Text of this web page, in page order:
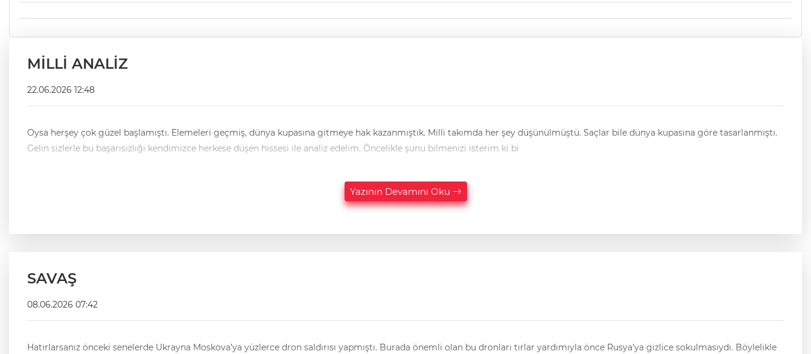
MİLLİ ANALİZ
22.06.2026 12:48
Oysa herşey çok güzel başlamıştı. Elemeleri geçmiş, dünya kupasına gitmeye hak kazanmıştık. Milli takımda her şey düşünülmüştü. Saçlar bile dünya kupasına göre tasarlanmıştı.
Gelin sizlerle bu başarısızlığı kendimizce herkese düşen hissesi ile analiz edelim. Öncelikle şunu bilmenizi isterim ki bi
Yazının Devamını Oku
SAVAŞ
08.06.2026 07:42
Hatırlarsanız önceki senelerde Ukrayna Moskova’ya yüzlerce dron saldırısı yapmıştı. Burada önemli olan bu dronları tırlar yardımıyla önce Rusya'ya gizlice sokulmasıydı. Böylelikle